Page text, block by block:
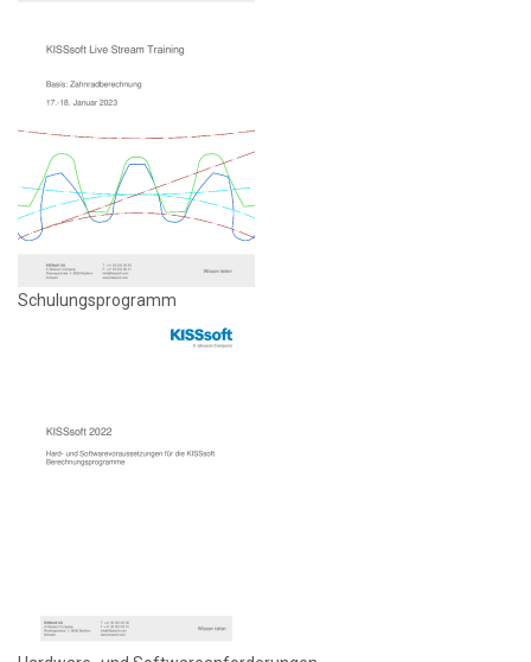
Schulungsprogramm